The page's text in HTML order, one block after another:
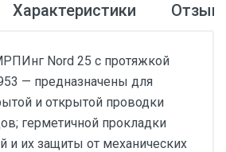
Характеристики
Nord 25 с протяжкой
— предназначены для
и открытой проводки
герметичной прокладки
и их защиты от механических